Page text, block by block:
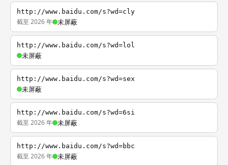
http://www.baidu.com/s?wd=cly
截至 2026 年 未屏蔽
http://www.baidu.com/s?wd=lol
未屏蔽
http://www.baidu.com/s?wd=sex
未屏蔽
http://www.baidu.com/s?wd=6si
截至 2026 年 未屏蔽
http://www.baidu.com/s?wd=bbc
截至 2026 年 未屏蔽